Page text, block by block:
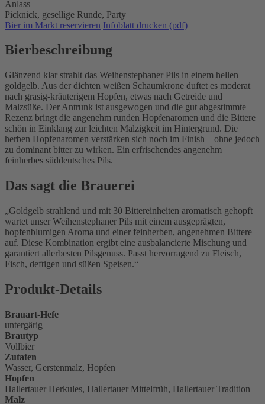
Anlass
Picknick, gesellige Runde, Party
Bier im Markt reservieren Infoblatt drucken (pdf)
Bierbeschreibung
Glänzend klar strahlt das Weihenstephaner Pils in einem hellen
goldgelb. Aus der dichten weißen Schaumkrone duftet es moderat
nach grasig-kräuterigem Hopfen, etwas nach Getreide und
Malzsüße. Der Antrunk ist ausgewogen und die gut abgestimmte
Rezenz bringt die angenehm runden Hopfenaromen und die Bittere
schön in Einklang zur leichten Malzigkeit im Hintergrund. Die
herben Hopfenaromen verstärken sich noch im Finish – ohne jedoch
zu dominant bitter zu wirken. Ein erfrischendes angenehm
feinherbes süddeutsches Pils.
Das sagt die Brauerei
Goldgelb strahlend und mit 30 Bittereinheiten aromatisch gehopft
wartet unser Weihenstephaner Pils mit einem ausgeprägten,
hopfenblumigen Aroma und einer feinherben, angenehmen Bittere
auf. Diese Kombination ergibt eine ausbalancierte Mischung und
garantiert allerbesten Pilsgenuss. Passt hervorragend zu Fleisch,
Fisch, deftigen und süßen Speisen.
Produkt-Details
Brauart-Hefe
untergärig
Brautyp
Vollbier
Zutaten
Wasser, Gerstenmalz, Hopfen
Hopfen
Hallertauer Herkules, Hallertauer Mittelfrüh, Hallertauer Tradition
Malz